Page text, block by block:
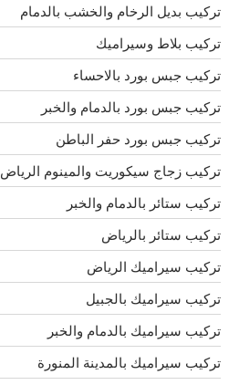
تركيب بديل الرخام والخشب بالدمام
تركيب بلاط وسيراميك
تركيب جبس بورد بالاحساء
تركيب جبس بورد بالدمام والخبر
تركيب جبس بورد حفر الباطن
تركيب زجاج سيكوريت والمينوم الرياض
تركيب ستائر بالدمام والخبر
تركيب ستائر بالرياض
تركيب سيراميك الرياض
تركيب سيراميك بالجبيل
تركيب سيراميك بالدمام والخبر
تركيب سيراميك بالمدينة المنورة